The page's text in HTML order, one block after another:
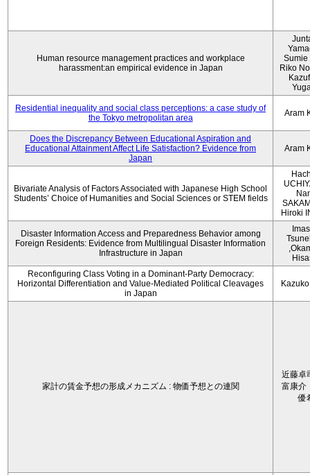
Human resource management practices and workplace
harassment:an empirical evidence in Japan
Sumie
Riko
Residential inequality and social class perceptions: a case study of
the Tokyo metropolitan area
Aram
Does the Discrepancy Between Educational Aspiration and
Educational Attainment Affect Life Satisfaction? Evidence from
Japan
Aram
Bivariate Analysis of Factors Associated with Japanese High School
Students’ Choice of Humanities and Social Sciences or STEM fields
Hiroki
Disaster Information Access and Preparedness Behavior among
Foreign Residents: Evidence from Multilingual Disaster Information
Infrastructure in Japan
Reconfiguring Class Voting in a Dominant-Party Democracy:
Horizontal Differentiation and Value-Mediated Political Cleavages
in Japan
家計の賃金予想の形成メカニズム : 物価予想との連関
近藤卓
富康介
優